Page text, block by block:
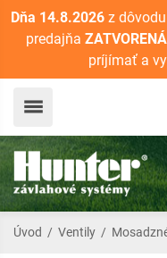
Dňa 14.8.2026 z
predajňa ZATVORENÁ
príjímať a
Úvod / Ventily /